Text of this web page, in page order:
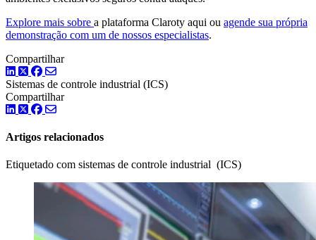
Explore mais sobre a plataforma Claroty aqui ou agende sua própria
demonstração com um de nossos especialistas.
Compartilhar
LinkedIn
TwitterFacebook
Sistemas de controle industrial (ICS)
Compartilhar
LinkedIn
TwitterFacebook
Artigos relacionados
Etiquetado com sistemas de controle industrial (ICS)